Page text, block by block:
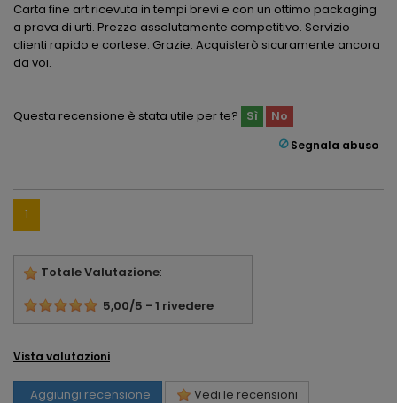
Carta fine art ricevuta in tempi brevi e con un ottimo packaging
a prova di urti. Prezzo assolutamente competitivo. Servizio
clienti rapido e cortese. Grazie. Acquisterò sicuramente ancora
da voi.
Questa recensione è stata utile per te? Sì No
Segnala abuso
1
Totale Valutazione:
5,00/5 - 1 rivedere
Vista valutazioni
Aggiungi recensione Vedi le recensioni